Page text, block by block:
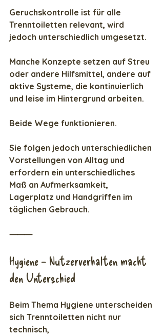
Geruchskontrolle ist für alle
Trenntoiletten relevant, wird
jedoch unterschiedlich umgesetzt.
Manche Konzepte setzen auf Streu
oder andere Hilfsmittel, andere auf
aktive Systeme, die kontinuierlich
und leise im Hintergrund arbeiten.
Beide Wege funktionieren.
Sie folgen jedoch unterschiedlichen
Vorstellungen von Alltag und
erfordern ein unterschiedliches
Maß an Aufmerksamkeit,
Lagerplatz und Handgriffen im
täglichen Gebrauch.
⸻
Hygiene – Nutzerverhalten macht
den Unterschied
Beim Thema Hygiene unterscheiden
sich Trenntoiletten nicht nur
technisch,